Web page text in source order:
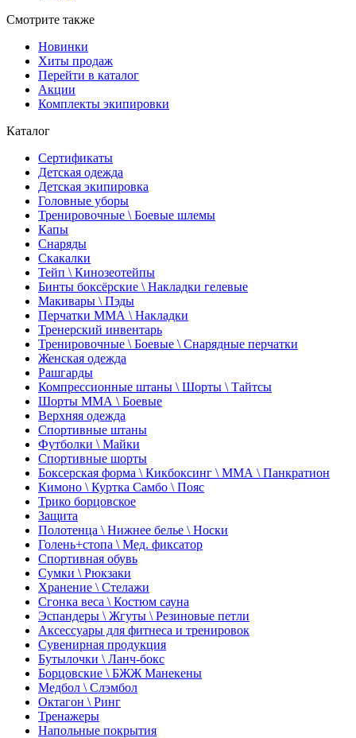
Смотрите также
Новинки
Хиты продаж
Перейти в каталог
Акции
Комплекты экипировки
Каталог
Сертификаты
Детская одежда
Детская экипировка
Головные уборы
Тренировочные \ Боевые шлемы
Капы
Снаряды
Скакалки
Тейп \ Кинозеотейпы
Бинты боксёрские \ Накладки гелевые
Макивары \ Пэды
Перчатки ММА \ Накладки
Тренерский инвентарь
Тренировочные \ Боевые \ Снарядные перчатки
Женская одежда
Рашгарды
Компрессионные штаны \ Шорты \ Тайтсы
Шорты ММА \ Боевые
Верхняя одежда
Спортивные штаны
Футболки \ Майки
Спортивные шорты
Боксерская форма \ Кикбоксинг \ ММА \ Панкратион
Кимоно \ Куртка Самбо \ Пояс
Трико борцовское
Защита
Полотенца \ Нижнее белье \ Носки
Голень+стопа \ Мед. фиксатор
Спортивная обувь
Сумки \ Рюкзаки
Хранение \ Стелажи
Сгонка веса \ Костюм сауна
Эспандеры \ Жгуты \ Резиновые петли
Аксессуары для фитнеса и тренировок
Сувенирная продукция
Бутылочки \ Ланч-бокс
Борцовские \ БЖЖ Манекены
Медбол \ Слэмбол
Октагон \ Ринг
Тренажеры
Напольные покрытия